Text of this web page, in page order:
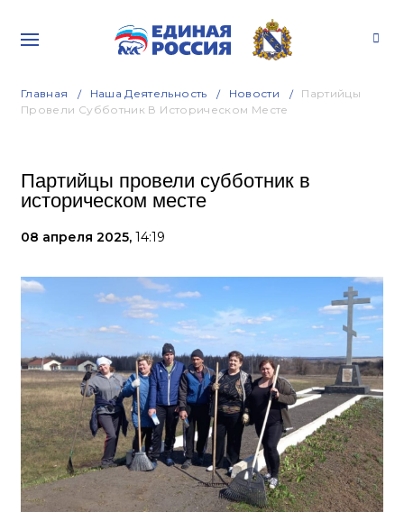
Главная Наша Деятельность Новости
Партийцы
Провели Субботник В Историческом Месте
Партийцы провели субботник в
историческом месте
08 апреля 2025, 14:19